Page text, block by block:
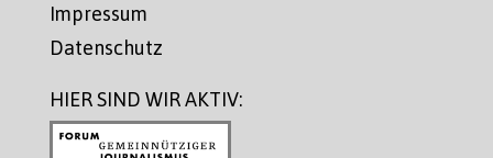
Impressum
Datenschutz
HIER SIND WIR AKTIV: